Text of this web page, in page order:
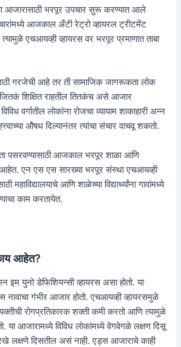
आजारासाठी भरपूर उपचार सुरू करण्यात आले
आजकाल अँटी रेट्रो व्हायरल ट्रीटमेंट
एचआयव्ही व्हायरस वर भरपूर प्रमाणात ताबा
गरजेची आहे तर ती सामाजिक जागरूकता लोक
शिक्षित राहतील तितकंच असे आजार
वर्गातील लोकांना रोजचा व्यायाम शाकाहारी अन्न
औषध दिल्यानंतर त्यांचा संचार वाचवू शकतो.
पसरवण्यासाठी आजकाल भरपूर शाळा आणि
आहेत. एन एस एस सारख्या भरपूर संस्था एचआयव्ही
महाविद्यालयाचे आणि शाळेच्या विद्यार्थ्यांना गावांमध्ये
काम करतायेत.
आहेत?
इम युनो डेफिशियन्सी व्हायरस असा होतो. या
नावाचा गंभीर आजार होतो. एचआयव्ही व्हायरसमुळे
रोगप्रतिकारक शक्ती कमी करतो आणि त्यामुळे
या आजारामध्ये विविध लोकांमध्ये वेगवेगळे लक्षण दिसू
लक्षणे दिसतील असं नाही. एड्स आजाराचे काही